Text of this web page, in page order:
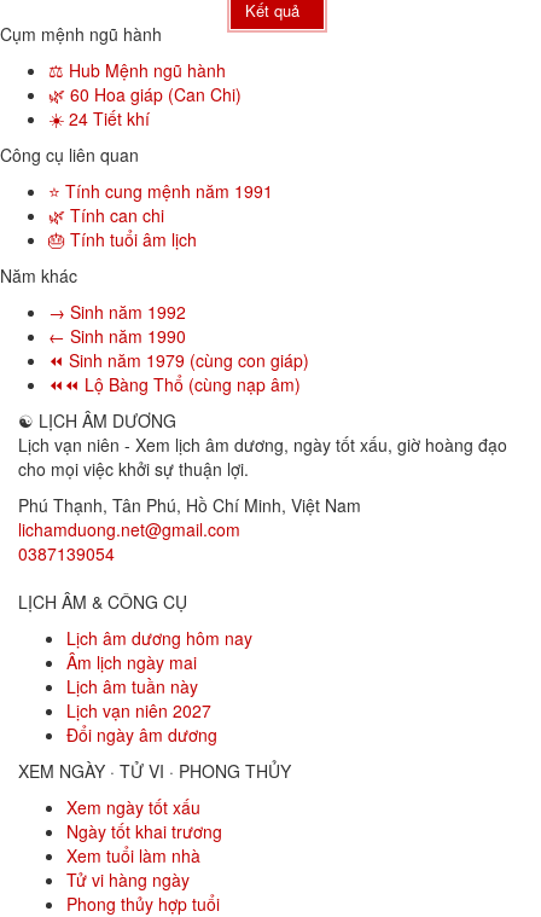
Kết quả
Cụm mệnh ngũ hành
⚖️ Hub Mệnh ngũ hành
🌿 60 Hoa giáp (Can Chi)
☀️ 24 Tiết khí
Công cụ liên quan
⭐ Tính cung mệnh năm 1991
🌿 Tính can chi
🎂 Tính tuổi âm lịch
Năm khác
→ Sinh năm 1992
← Sinh năm 1990
⏪ Sinh năm 1979 (cùng con giáp)
⏪⏪ Lộ Bàng Thổ (cùng nạp âm)
☯ LỊCH ÂM DƯƠNG
Lịch vạn niên - Xem lịch âm dương, ngày tốt xấu, giờ hoàng đạo
cho mọi việc khởi sự thuận lợi.
Phú Thạnh, Tân Phú, Hồ Chí Minh, Việt Nam
lichamduong.net@gmail.com
0387139054
LỊCH ÂM & CÔNG CỤ
Lịch âm dương hôm nay
Âm lịch ngày mai
Lịch âm tuần này
Lịch vạn niên 2027
Đổi ngày âm dương
XEM NGÀY · TỬ VI · PHONG THỦY
Xem ngày tốt xấu
Ngày tốt khai trương
Xem tuổi làm nhà
Tử vi hàng ngày
Phong thủy hợp tuổi